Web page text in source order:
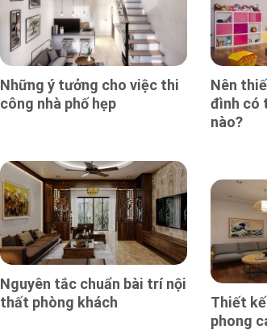
Những ý tưởng cho việc thi
công nhà phố hẹp
Nên
đình có
nào?
Nguyên tắc chuẩn bài trí nội
thất phòng khách
Thiết
phong